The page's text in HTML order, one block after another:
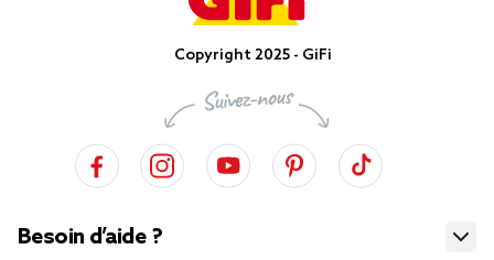
Copyright 2025 - GiFi
Besoin d’aide ?